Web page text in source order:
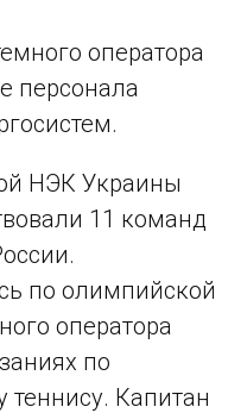
оператора
персонала
НЭК Украины
11 команд
по олимпийской
оператора
по
теннису. Капитан